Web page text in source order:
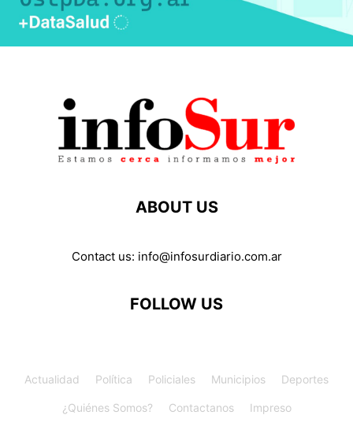
ABOUT US
Contact us: info@infosurdiario.com.ar
FOLLOW US
Actualidad Política Policiales Municipios Deportes
¿Quiénes Somos? Contactanos Impreso